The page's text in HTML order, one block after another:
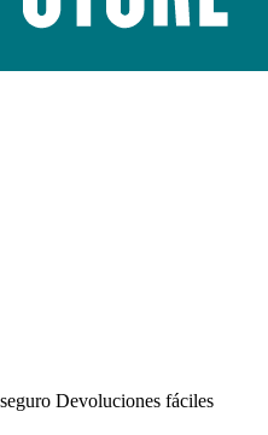
Devoluciones fáciles